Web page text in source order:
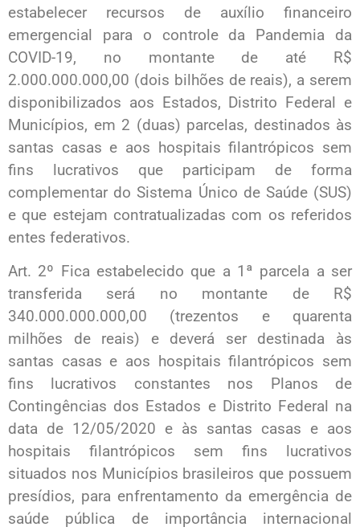
estabelecer recursos de auxílio financeiro
emergencial para o controle da Pandemia da
COVID-19, no montante de até R$
2.000.000.000,00 (dois bilhões de reais), a serem
disponibilizados aos Estados, Distrito Federal e
Municípios, em 2 (duas) parcelas, destinados às
santas casas e aos hospitais filantrópicos sem
fins lucrativos que participam de forma
complementar do Sistema Único de Saúde (SUS)
e que estejam contratualizadas com os referidos
entes federativos.
Art. 2º Fica estabelecido que a 1ª parcela a ser
transferida será no montante de R$
340.000.000.000,00 (trezentos e quarenta
milhões de reais) e deverá ser destinada às
santas casas e aos hospitais filantrópicos sem
fins lucrativos constantes nos Planos de
Contingências dos Estados e Distrito Federal na
data de 12/05/2020 e às santas casas e aos
hospitais filantrópicos sem fins lucrativos
situados nos Municípios brasileiros que possuem
presídios, para enfrentamento da emergência de
saúde pública de importância internacional